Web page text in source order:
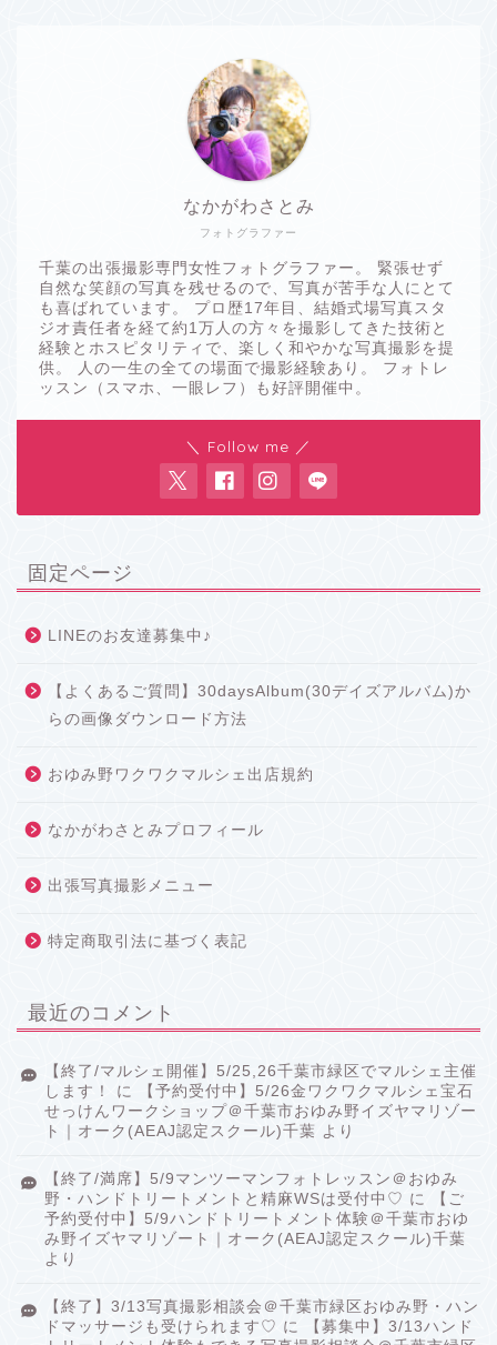
フォトグラファー
なかがわさとみ
千葉の出張撮影専門女性フォトグラファー。 緊張せず
自然な笑顔の写真を残せるので、写真が苦手な人にとて
も喜ばれています。 プロ歴17年目、結婚式場写真スタ
ジオ責任者を経て約1万人の方々を撮影してきた技術と
経験とホスピタリティで、楽しく和やかな写真撮影を提
供。 人の一生の全ての場面で撮影経験あり。 フォトレ
ッスン（スマホ、一眼レフ）も好評開催中。
＼ Follow me ／
固定ページ
LINEのお友達募集中♪
【よくあるご質問】30daysAlbum(30デイズアルバム)か
らの画像ダウンロード方法
おゆみ野ワクワクマルシェ出店規約
なかがわさとみプロフィール
出張写真撮影メニュー
特定商取引法に基づく表記
最近のコメント
【終了/マルシェ開催】5/25,26千葉市緑区でマルシェ主催
します！
に
【予約受付中】5/26金ワクワクマルシェ宝石
せっけんワークショップ＠千葉市おゆみ野イズヤマリゾー
ト｜オーク(AEAJ認定スクール)千葉 より
【終了/満席】5/9マンツーマンフォトレッスン＠おゆみ
野・ハンドトリートメントと精麻WSは受付中♡ に
【ご
予約受付中】5/9ハンドトリートメント体験＠千葉市おゆ
み野イズヤマリゾート｜オーク(AEAJ認定スクール)千葉
より
【終了】3/13写真撮影相談会＠千葉市緑区おゆみ野・ハン
ドマッサージも受けられます♡ に
【募集中】3/13ハンド